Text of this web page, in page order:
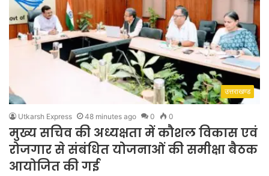
उत्तराखण्ड
Utkarsh Express 48 minutes ago 0 0
मुख्य सचिव की अध्यक्षता में कौशल विकास एवं
रोजगार से संबंधित योजनाओं की समीक्षा बैठक
आयोजित की गई